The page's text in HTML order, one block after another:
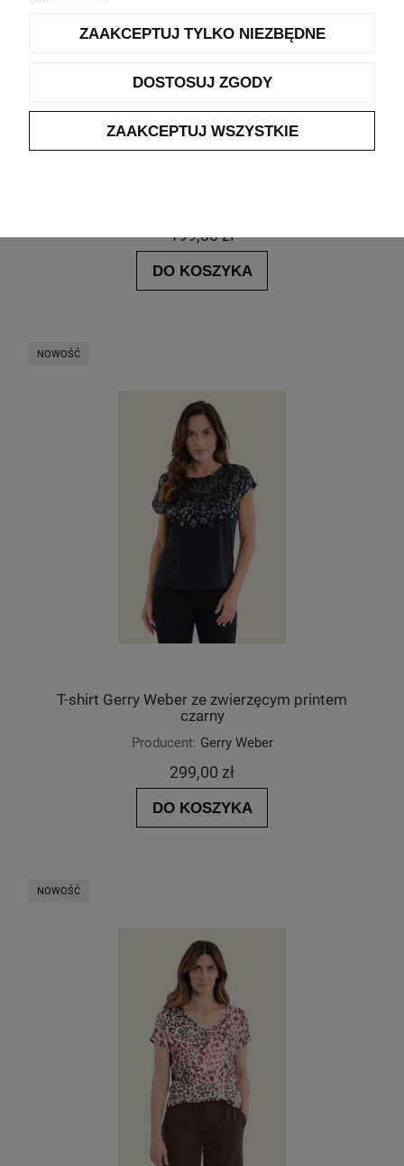
199,00 zł
DO KOSZYKA
T-shirt Gerry Weber ze zwierzęcym printem
czarny
Producent: Gerry Weber
299,00 zł
DO KOSZYKA
NOWOŚĆ
NOWOŚĆ
ZAAKCEPTUJ TYLKO NIEZBĘDNE
DOSTOSUJ ZGODY
ZAAKCEPTUJ WSZYSTKIE